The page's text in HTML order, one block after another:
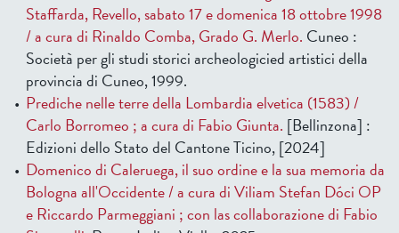
Staffarda, Revello, sabato 17 e domenica 18 ottobre 1998
/ a cura di Rinaldo Comba, Grado G. Merlo. Cuneo :
Società per gli studi storici archeologicied artistici della
provincia di Cuneo, 1999.
Prediche nelle terre della Lombardia elvetica (1583) /
Carlo Borromeo ; a cura di Fabio Giunta. [Bellinzona] :
Edizioni dello Stato del Cantone Ticino, [2024]
Domenico di Caleruega, il suo ordine e la sua memoria da
Bologna all'Occidente / a cura di Viliam Stefan Dóci OP
e Riccardo Parmeggiani ; con las collaborazione di Fabio